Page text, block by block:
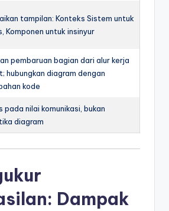
tampilan: Konteks Sistem untuk
Komponen untuk insinyur
pembaruan bagian dari alur kerja
hubungkan diagram dengan
kode
pada nilai komunikasi, bukan
diagram
Dampak